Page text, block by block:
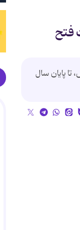
فتح
تا پايان سال